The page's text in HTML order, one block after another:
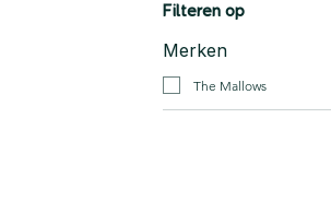
Filteren op
Merken
The Mallows